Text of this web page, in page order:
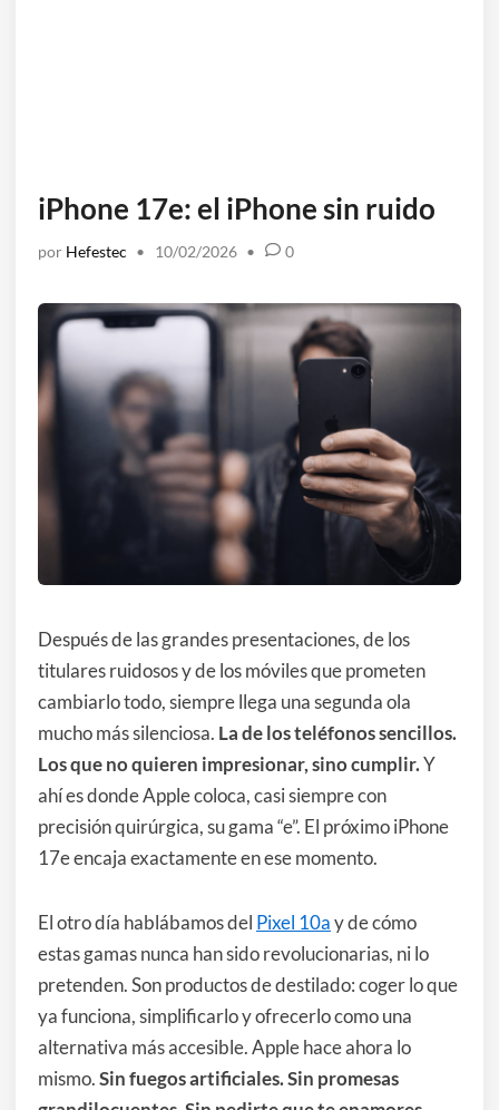
iPhone 17e: el iPhone sin ruido
por Hefestec • 10/02/2026 • 0
Después de las grandes presentaciones, de los
titulares ruidosos y de los móviles que prometen
cambiarlo todo, siempre llega una segunda ola
mucho más silenciosa. La de los teléfonos sencillos.
Los que no quieren impresionar, sino cumplir.Y
ahí es donde Apple coloca, casi siempre con
precisión quirúrgica, su gama “e”. El próximo iPhone
17e encaja exactamente en ese momento.
El otro día hablábamos del Pixel 10ay de cómo
estas gamas nunca han sido revolucionarias, ni lo
pretenden. Son productos de destilado: coger lo que
ya funciona, simplificarlo y ofrecerlo como una
alternativa más accesible. Apple hace ahora lo
mismo.Sin fuegos artificiales. Sin promesas